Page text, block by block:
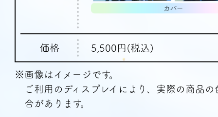
価格 5,500円(税込)
※画像はイメージです。
ご利用のディスプレイにより、実際の商品
合があります。